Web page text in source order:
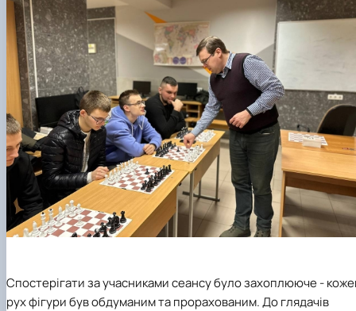
Спостерігати за учасниками сеансу було захоплююче -
рух фігури був обдуманим та прорахованим. До глядачів